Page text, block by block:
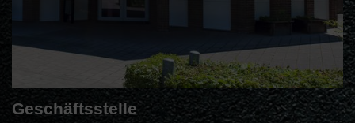
Geschäftsstelle